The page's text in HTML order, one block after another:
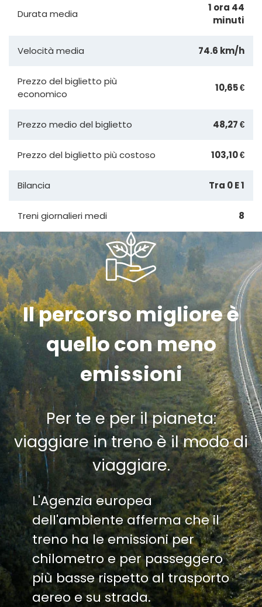
Durata media
1 ora 44
minuti
Velocità media 74.6 km/h
Prezzo del biglietto più
economico
10,65 €
Prezzo medio del biglietto 48,27 €
Prezzo del biglietto più costoso 103,10 €
Bilancia Tra 0 E 1
Treni giornalieri medi 8
Il percorso migliore è
quello con meno
emissioni
Per te e per il pianeta:
viaggiare in treno è il modo di
viaggiare.
L'Agenzia europea
dell'ambiente afferma che il
treno ha le emissioni per
chilometro e per passeggero
più basse rispetto al trasporto
aereo e su strada.